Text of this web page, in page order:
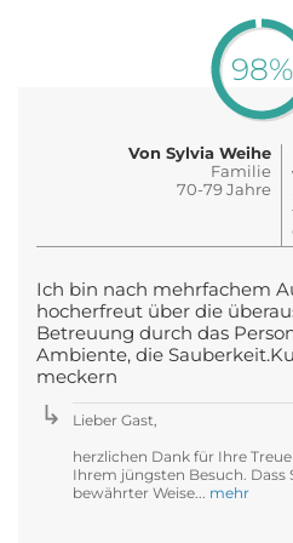
98%
Von Sylvia Weihe
Familie
70-79 Jahre
Ich bin nach mehrfachem
hocherfreut über die
Betreuung durch das
Ambiente, die
meckern
Lieber Gast,
herzlichen Dank für Ihre
Ihrem jüngsten Besuch. Dass
bewährter Weise... mehr